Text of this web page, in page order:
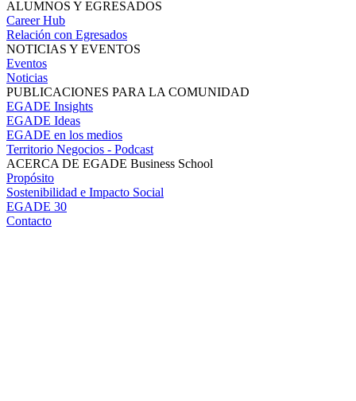
ALUMNOS Y EGRESADOS
Career Hub
Relación con Egresados
NOTICIAS Y EVENTOS
Eventos
Noticias
PUBLICACIONES PARA LA COMUNIDAD
EGADE Insights
EGADE Ideas
EGADE en los medios
Territorio Negocios - Podcast
ACERCA DE EGADE Business School
Propósito
Sostenibilidad e Impacto Social
EGADE 30
Contacto